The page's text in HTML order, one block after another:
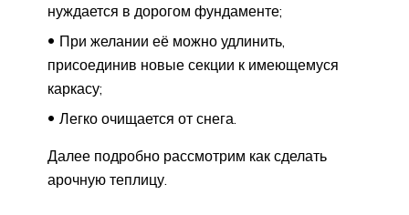
нуждается в дорогом фундаменте;
При желании её можно удлинить,
присоединив новые секции к имеющемуся
каркасу;
Легко очищается от снега.
Далее подробно рассмотрим как сделать
арочную теплицу.